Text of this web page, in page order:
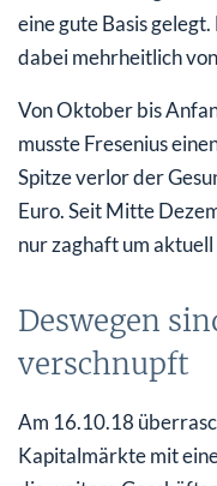
eine gute Basis
dabei mehrheitlich
Von Oktober bis
musste Fresenius
Spitze verlor der
Euro. Seit Mitte
nur zaghaft um
Deswegen
verschnupft
Am 16.10.18
Kapitalmärkte mit